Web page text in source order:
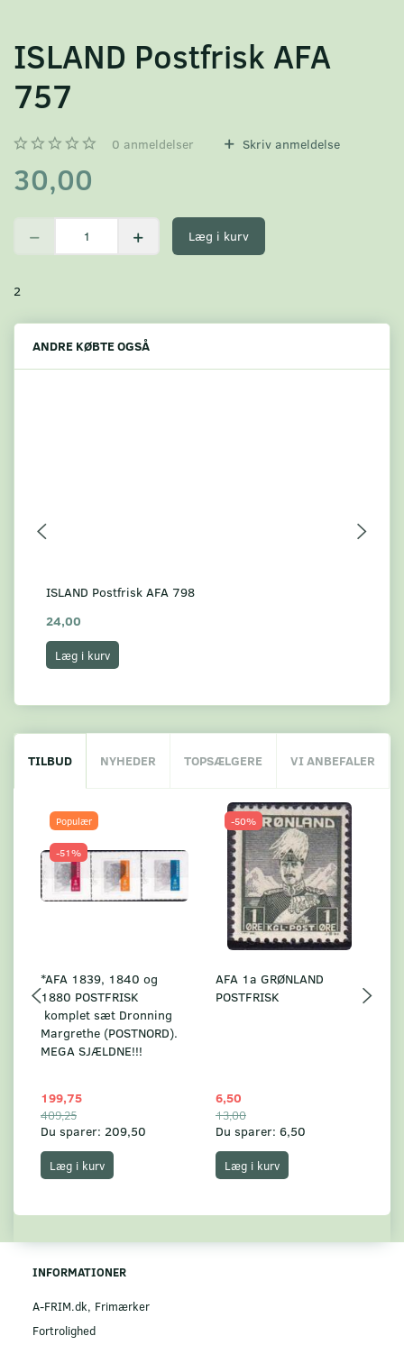
ISLAND Postfrisk AFA
757
0 anmeldelser Skriv anmeldelse
30,00
Læg i kurv
2
ANDRE KØBTE OGSÅ
ISLAND Postfrisk AFA 798
24,00
Læg i kurv
TILBUD NYHEDER TOPSÆLGERE VI ANBEFALER
Populær
-51%
*AFA 1839, 1840 og
1880 POSTFRISK
komplet sæt Dronning
Margrethe (POSTNORD).
MEGA SJÆLDNE!!!
199,75
409,25
Du sparer: 209,50
Læg i kurv
-50%
AFA 1a GRØNLAND
POSTFRISK
6,50
13,00
Du sparer: 6,50
Læg i kurv
INFORMATIONER
A-FRIM.dk, Frimærker
Fortrolighed